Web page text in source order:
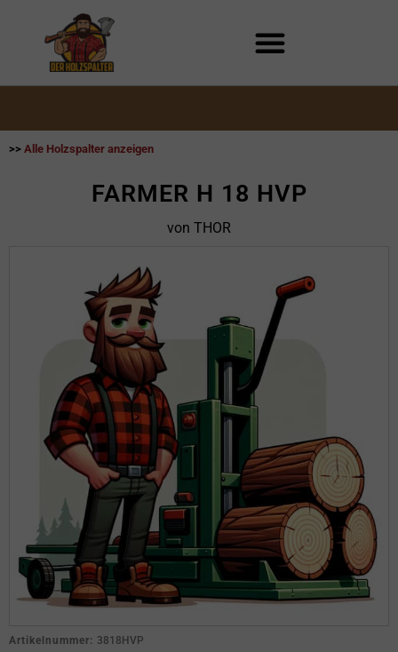
>> Alle Holzspalter anzeigen
FARMER H 18 HVP
von THOR
Artikelnummer: 3818HVP